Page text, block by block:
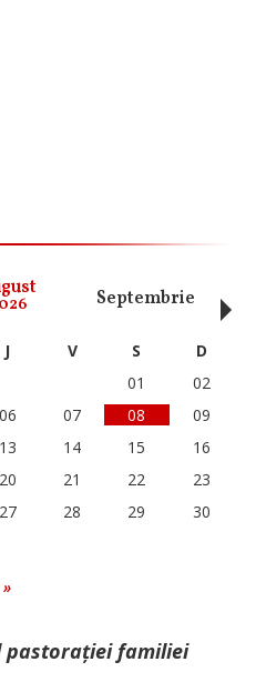
Septembrie
J V S
D
01
02
06 07 08
09
13 14 15
16
20 21 22
23
27 28 29
30
pastorației familiei